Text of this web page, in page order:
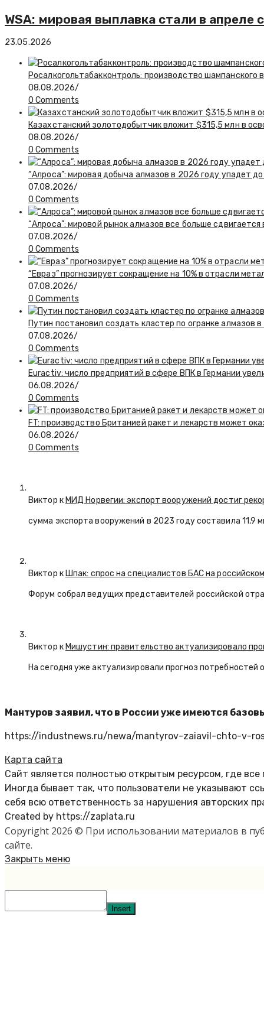
WSA: мировая выплавка стали в апреле
23.05.2026
Росалкогольтабакконтроль: производство шампанского
08.08.2026/
0 Comments
Казахстанский золотодобытчик вложит $315,5 млн в
08.08.2026/
0 Comments
“Алроса”: мировая добыча алмазов в 2026 году упадет
07.08.2026/
0 Comments
“Алроса”: мировой рынок алмазов все больше
07.08.2026/
0 Comments
“Евраз” прогнозирует сокращение на 10% в отрасли
07.08.2026/
0 Comments
Путин постановил создать кластер по огранке алмазов
07.08.2026/
0 Comments
Euractiv: число предприятий в сфере ВПК в Германии
06.08.2026/
0 Comments
FT: производство Британией ракет и лекарств может
06.08.2026/
0 Comments
Виктор кМИД Норвегии: экспорт вооружений достиг
сумма экспорта вооружений в 2023 году составила 11,9
Виктор кШпак: спрос на специалистов БАС на
Форум собрал ведущих представителей российской
Виктор кМишустин: правительство актуализировало
На сегодня уже актуализировали прогноз
Мантуров заявил, что в России уже имеются
https://industnews.ru/newa/mantyrov-zaiavil-chto-v-
Карта сайта
Сайт является полностью открытым ресурсом, где
Иногда бывает так, что пользователи не указывают
себя всю ответственность за нарушения авторских
Created by https://zaplata.ru
Copyright 2026 © При использовании материалов в
сайте.
Закрыть меню
Insert